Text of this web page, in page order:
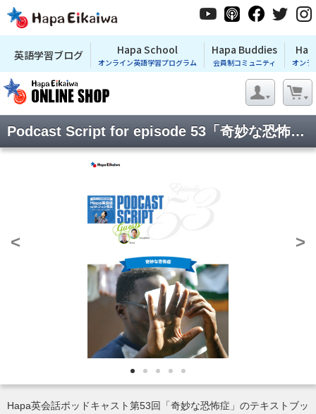
英語学習ブログ Hapa School
オンライン英語学習プログラム
Hapa Buddies
会員制コミュニティ オンラ
Podcast Script for episode 53「奇妙な恐怖症」
< >
Hapa英会話ポッドキャスト第53回「奇妙な恐怖症」のテキストブッ